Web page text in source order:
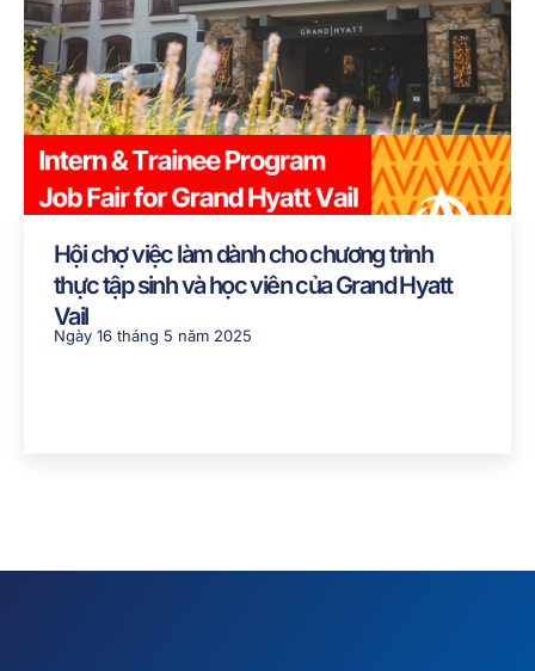
Hội chợ việc làm dành cho chương trình
thực tập sinh và học viên của Grand Hyatt
Vail
Ngày 16 tháng 5 năm 2025